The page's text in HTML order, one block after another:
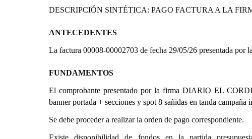
DESCRIPCIÓN SINTÉTICA: PAGO FACTURA A LA
ANTECEDENTES
La factura 00008-00002703 de fecha 29/05/26 presentada
FUNDAMENTOS
El comprobante presentado por la firma DIARIO EL
banner portada + secciones y spot 8 sañidas en tanda
Se debe proceder a realizar la orden de pago correspondiente.
Existe disponibilidad de fondos en la partida